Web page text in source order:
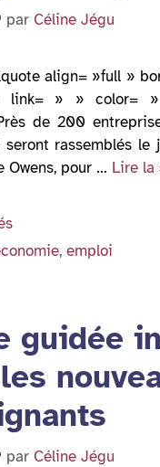
par Céline Jégu
align= »full »
link= » » color=
de 200
seront rassemblés le
Owens, pour … Lire la
,emploi
guidée
par Céline Jégu